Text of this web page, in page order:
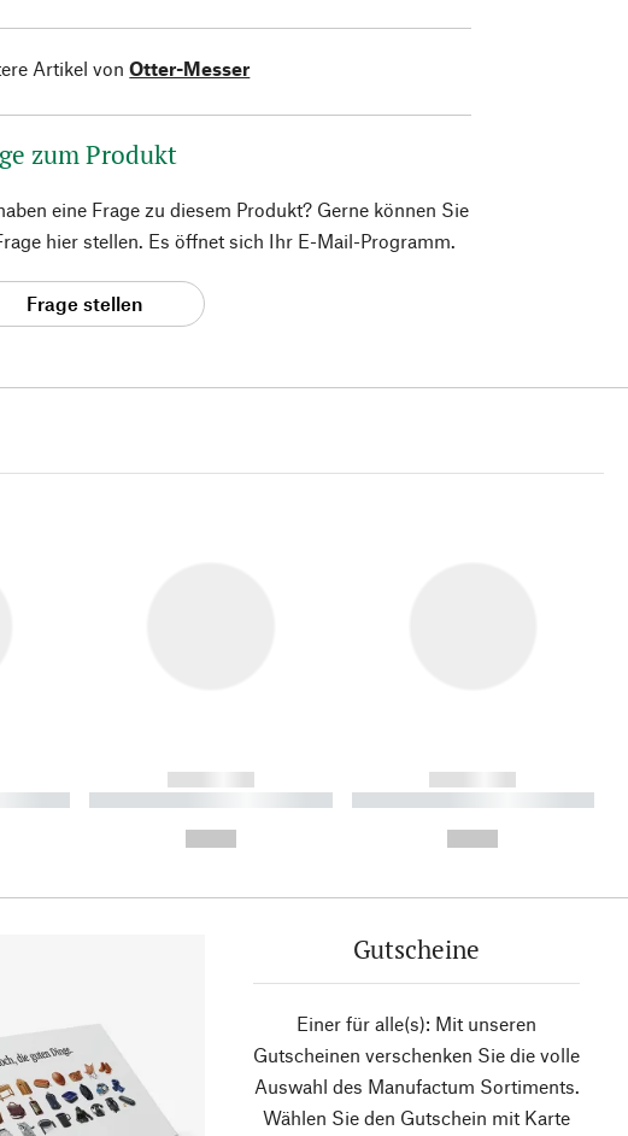
Artikel von Otter-Messer
zum Produkt
eine Frage zu diesem Produkt? Gerne können Sie
hier stellen. Es öffnet sich Ihr E-Mail-Programm.
Frage stellen
------------
----------- ----------- ----------
------------
----------- ----------- ----------
Gutscheine
Einer für alle(s): Mit unseren
Gutscheinen verschenken Sie die volle
Auswahl des Manufactum Sortiments.
Wählen Sie den Gutschein mit Karte